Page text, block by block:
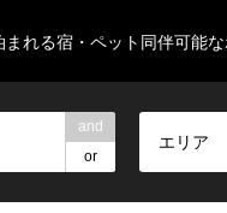
まれる宿・ペット同伴可能
and
or
エリア